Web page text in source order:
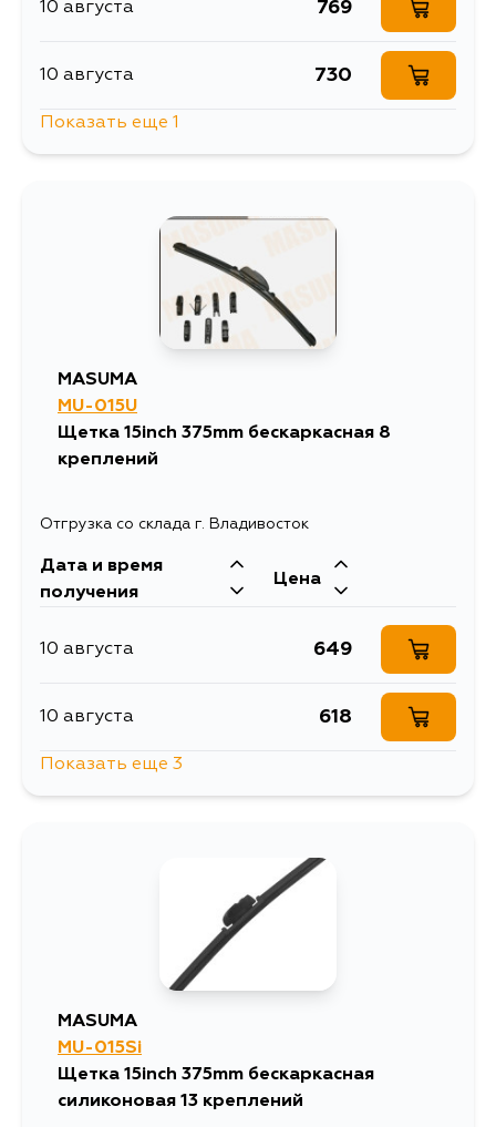
10 августа 769
10 августа 730
Показать еще 1
MASUMA
MU-015U
Щетка 15inch 375mm бескаркасная 8
креплений
Отгрузка со склада г. Владивосток
Дата и время
получения
Цена
10 августа 649
10 августа 618
Показать еще 3
MASUMA
MU-015Si
Щетка 15inch 375mm бескаркасная
силиконовая 13 креплений